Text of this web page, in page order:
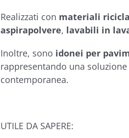
Realizzati con materiali
aspirapolvere, lavabili in
Inoltre, sono idonei per
rappresentando una
contemporanea.
UTILE DA SAPERE: